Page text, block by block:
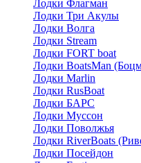
Лодки Флагман
Лодки Три Акулы
Лодки Волга
Лодки Stream
Лодки FORT boat
Лодки BoatsMan
Лодки Marlin
Лодки RusBoat
Лодки БАРС
Лодки Муссон
Лодки Поволжья
Лодки RiverBoats
Лодки Посейдон